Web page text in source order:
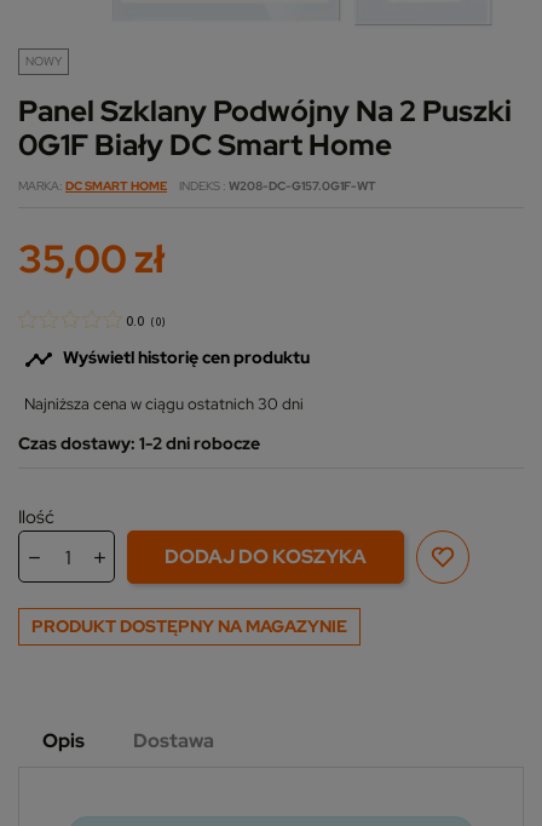
NOWY
Panel Szklany Podwójny Na 2 Puszki
0G1F Biały DC Smart Home
MARKA DC SMART HOME INDEKS W208-DC-G157.0G1F-WT
35,00 zł
0.0 ( 0)
 Wyświetl historię cen produktu
Najniższa cena w ciągu ostatnich 30 dni
Czas dostawy: 1-2 dni robocze
Ilość
DODAJ DO KOSZYKA
PRODUKT DOSTĘPNY NA MAGAZYNIE
Opis Dostawa